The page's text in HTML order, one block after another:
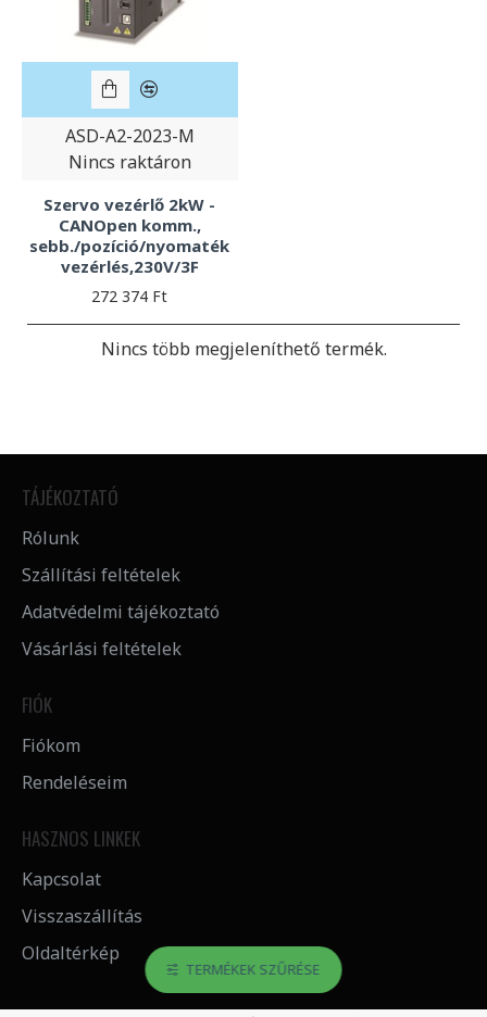
ASD-A2-2023-M
Nincs raktáron
Szervo vezérlő 2kW -
CANOpen komm.,
sebb./pozíció/nyomaték
vezérlés,230V/3F
272 374 Ft
Nincs több megjeleníthető termék.
TÁJÉKOZTATÓ
Rólunk
Szállítási feltételek
Adatvédelmi tájékoztató
Vásárlási feltételek
FIÓK
Fiókom
Rendeléseim
HASZNOS LINKEK
Kapcsolat
Visszaszállítás
Oldaltérkép
TERMÉKEK SZŰRÉSE